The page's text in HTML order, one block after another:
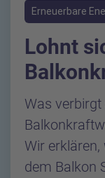
Erneuerbare
Lohnt
Was
Wir
dem Balkon